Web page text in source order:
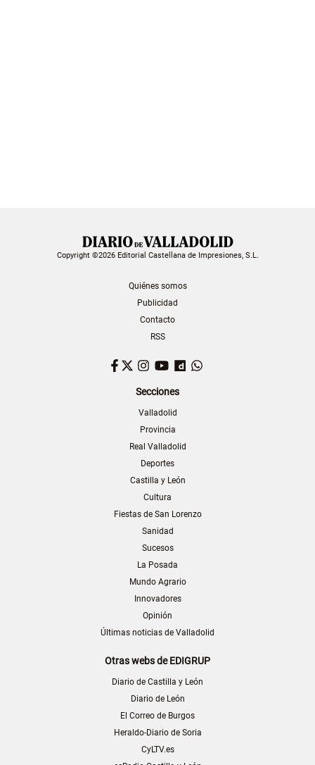
Copyright ©2026 Editorial Castellana de Impresiones, S.L.
Quiénes somos
Publicidad
Contacto
RSS
Facebook
TwitterInstagram
YouTubeDailymotion
Secciones
Valladolid
Provincia
Real Valladolid
Deportes
Castilla y León
Cultura
Fiestas de San Lorenzo
Sanidad
Sucesos
La Posada
Mundo Agrario
Innovadores
Opinión
Últimas noticias de Valladolid
Otras webs de EDIGRUP
Diario de Castilla y León
Diario de León
El Correo de Burgos
Heraldo-Diario de Soria
CyLTV.es